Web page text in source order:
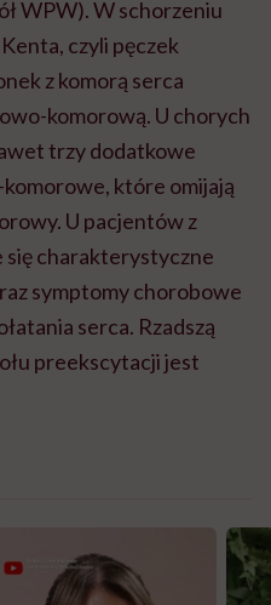
WPW). W schorzeniu
czyli pęczek
z komorą serca
komorową. U chorych
trzy dodatkowe
które omijają
U pacjentów z
się charakterystyczne
symptomy chorobowe
serca. Rzadszą
preekscytacji jest